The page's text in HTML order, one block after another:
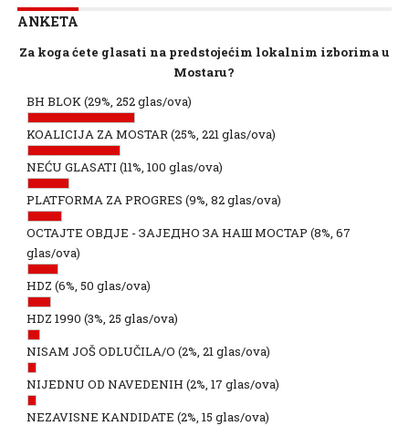
ANKETA
Za koga ćete glasati na predstojećim lokalnim izborima u
Mostaru?
BH BLOK(29%, 252 glas/ova)
KOALICIJA ZA MOSTAR(25%, 221 glas/ova)
NEĆU GLASATI (11%, 100 glas/ova)
PLATFORMA ZA PROGRES (9%, 82 glas/ova)
ОСТАЈТЕ ОВДЈЕ - ЗАЈЕДНО ЗА НАШ МОСТАР (8%, 67
glas/ova)
HDZ (6%, 50 glas/ova)
HDZ 1990 (3%, 25 glas/ova)
NISAM JOŠ ODLUČILA/O (2%, 21 glas/ova)
NIJEDNU OD NAVEDENIH (2%, 17 glas/ova)
NEZAVISNE KANDIDATE (2%, 15 glas/ova)